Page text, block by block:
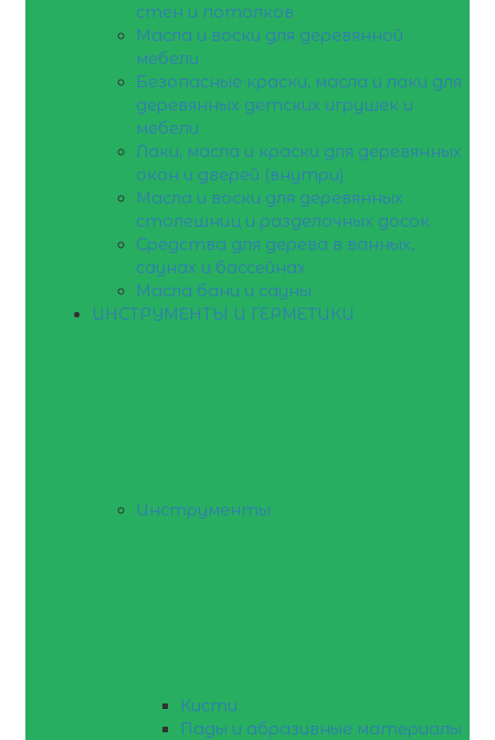
стен и потолков
Масла и воски для деревянной
мебели
Безопасные краски, масла и лаки для
деревянных детских игрушек и
мебели
Лаки, масла и краски для деревянных
окон и дверей (внутри)
Масла и воски для деревянных
столешниц и разделочных досок
Средства для дерева в ванных,
саунах и бассейнах
Масла бани и сауны
ИНСТРУМЕНТЫ И ГЕРМЕТИКИ
Инструменты
Кисти
Пады и абразивные материалы